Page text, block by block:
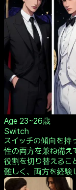
Back
KO
EN JA ES
BDSM
簡易テスト 結果